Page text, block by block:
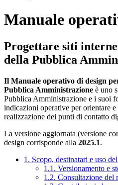
Manuale
Progettare siti
della Pubblica
Il Manuale operativo di design
Pubblica Amministrazione è uno
Pubblica Amministrazione e i suoi
indicazioni operative per orientare
realizzazione dei punti di contatto
La versione aggiornata (versione
design corrisponde alla 2025.1.
1. Scopo, destinatari e uso
1.1. Versionamento e
1.2. Consultazione del